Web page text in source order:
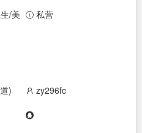
/美 私营
) zy296fc